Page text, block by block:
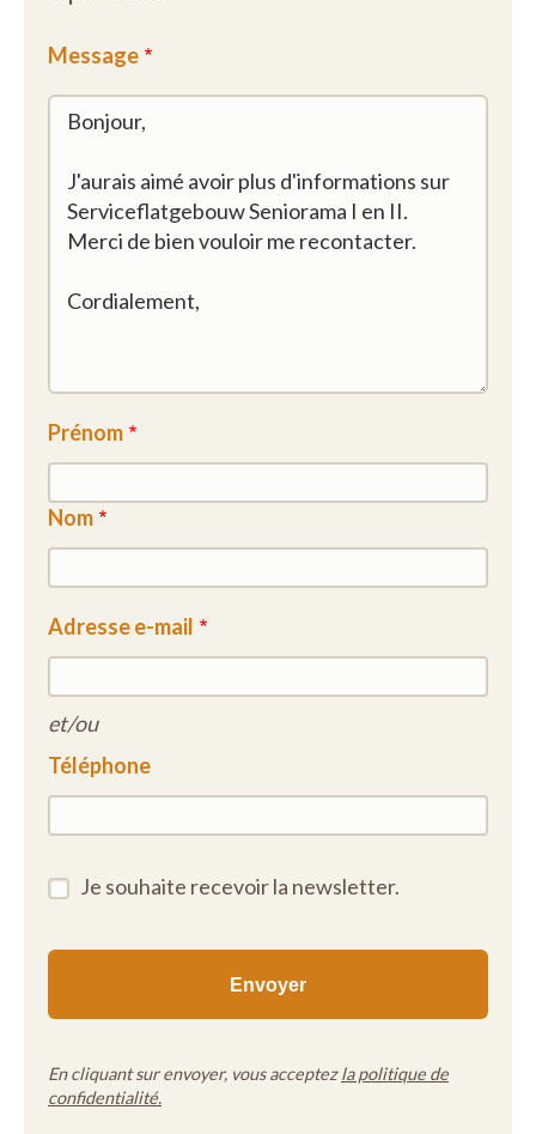
Message
Prénom
Nom
Adresse e-mail
et/ou
Téléphone
Je souhaite recevoir la newsletter.
En cliquant sur envoyer, vous acceptezla politique de
confidentialité.